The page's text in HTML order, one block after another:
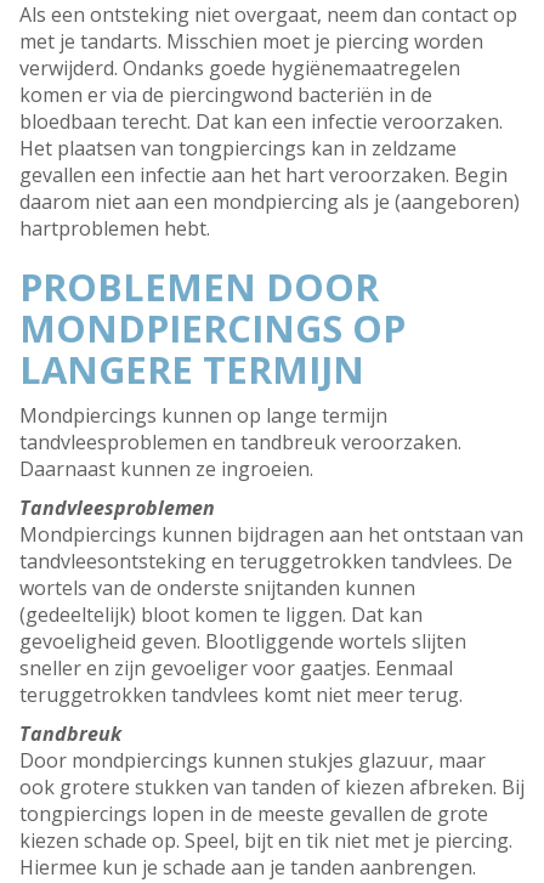
Als een ontsteking niet overgaat, neem dan contact op
met je tandarts. Misschien moet je piercing worden
verwijderd. Ondanks goede hygiënemaatregelen
komen er via de piercingwond bacteriën in de
bloedbaan terecht. Dat kan een infectie veroorzaken.
Het plaatsen van tongpiercings kan in zeldzame
gevallen een infectie aan het hart veroorzaken. Begin
daarom niet aan een mondpiercing als je (aangeboren)
hartproblemen hebt.
PROBLEMEN DOOR
MONDPIERCINGS OP
LANGERE TERMIJN
Mondpiercings kunnen op lange termijn
tandvleesproblemen en tandbreuk veroorzaken.
Daarnaast kunnen ze ingroeien.
Tandvleesproblemen
Mondpiercings kunnen bijdragen aan het ontstaan van
tandvleesontsteking en teruggetrokken tandvlees. De
wortels van de onderste snijtanden kunnen
(gedeeltelijk) bloot komen te liggen. Dat kan
gevoeligheid geven. Blootliggende wortels slijten
sneller en zijn gevoeliger voor gaatjes. Eenmaal
teruggetrokken tandvlees komt niet meer terug.
Tandbreuk
Door mondpiercings kunnen stukjes glazuur, maar
ook grotere stukken van tanden of kiezen afbreken. Bij
tongpiercings lopen in de meeste gevallen de grote
kiezen schade op. Speel, bijt en tik niet met je piercing.
Hiermee kun je schade aan je tanden aanbrengen.